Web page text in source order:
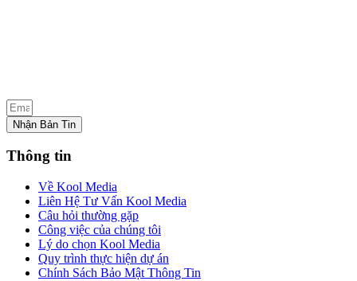
Nhận Bản Tin
Thông tin
Về Kool Media
Liên Hệ Tư Vấn Kool Media
Câu hỏi thường gặp
Công việc của chúng tôi
Lý do chọn Kool Media
Quy trình thực hiện dự án
Chính Sách Bảo Mật Thông Tin